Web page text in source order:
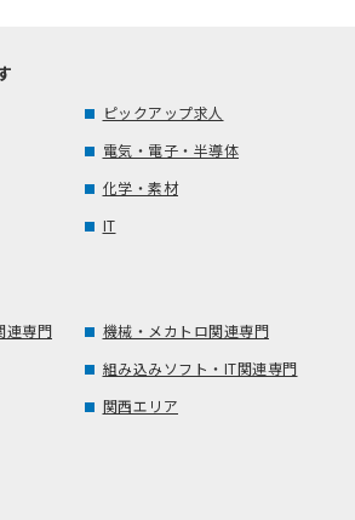
ピックアップ求人
電気・電子・半導体
化学・素材
IT
連専門
機械・メカトロ関連専門
組み込みソフト・IT関連専門
関西エリア